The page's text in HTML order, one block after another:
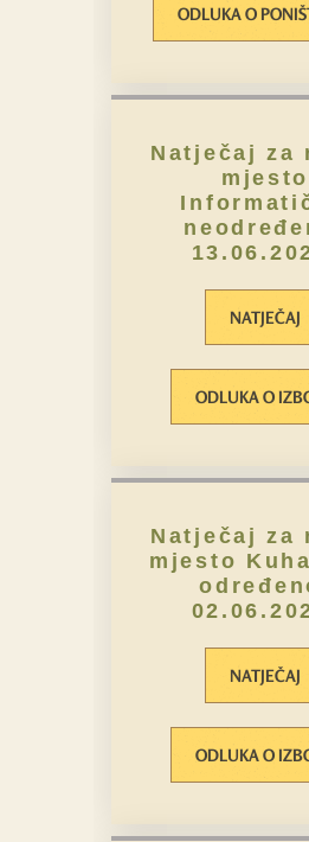
ODLUKA O
Natječaj za
mjesto
NATJEČAJ
ODLUKA O
Natječaj za
mjesto
NATJEČAJ
ODLUKA O